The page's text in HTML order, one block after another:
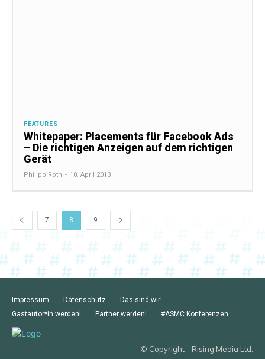
FEATURES
Whitepaper: Placements für Facebook Ads
– Die richtigen Anzeigen auf dem richtigen
Gerät
Philipp Roth - 10. April 2013
7 8 9
Impressum Datenschutz
Das sind wir!
Gastautor*in werden!
Partner werden! #ASMC Konferenzen
© Copyright - Rising Media Ltd.